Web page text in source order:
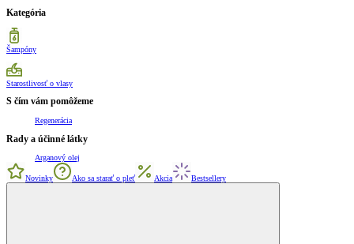
Kategória
Šampóny
Starostlivosť o vlasy
S čím vám pomôžeme
Regenerácia
Rady a účinné látky
Arganový olej
Novinky Ako sa starať o pleť Akcia Bestsellery